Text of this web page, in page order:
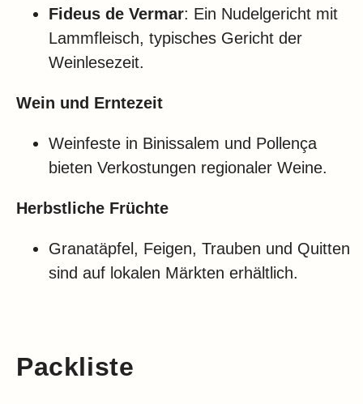
Fideus de Vermar: Ein Nudelgericht mit
Lammfleisch, typisches Gericht der
Weinlesezeit.
Wein und Erntezeit
Weinfeste in Binissalem und Pollença
bieten Verkostungen regionaler Weine.
Herbstliche Früchte
Granatäpfel, Feigen, Trauben und Quitten
sind auf lokalen Märkten erhältlich.
Packliste